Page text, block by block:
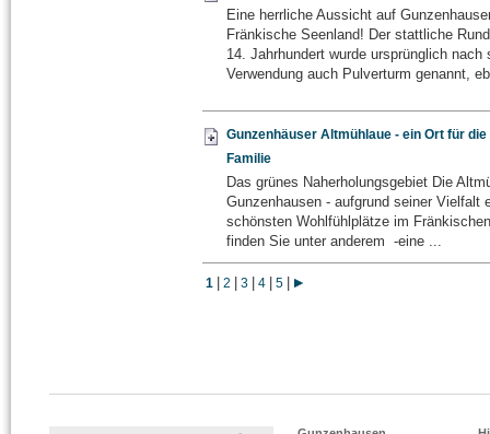
Eine herrliche Aussicht auf
Fränkische Seenland! Der stattliche
14. Jahrhundert wurde ursprünglich nach
Verwendung auch Pulverturm genannt,
Gunzenhäuser Altmühlaue - ein Ort für die
Familie
Das grünes Naherholungsgebiet Die
Gunzenhausen - aufgrund seiner Vielfalt
schönsten Wohlfühlplätze im
finden Sie unter anderem -eine ...
1 2 3 4 5